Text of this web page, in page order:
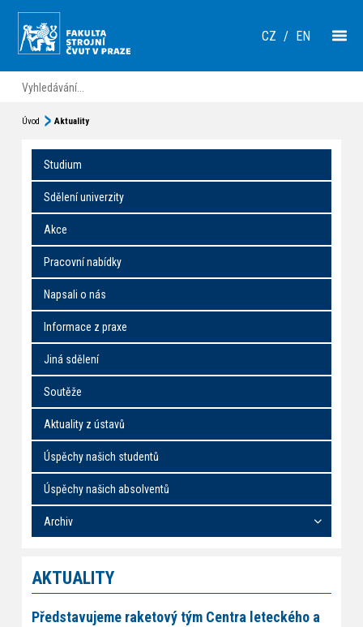
CZ / EN
Úvod Aktuality
Studium
Sdělení univerzity
Akce
Pracovní nabídky
Napsali o nás
Informace z praxe
Jiná sdělení
Soutěže
Aktuality z ústavů
Úspěchy našich studentů
Úspěchy našich absolventů
Archiv
AKTUALITY
Představujeme raketový tým Centra leteckého a